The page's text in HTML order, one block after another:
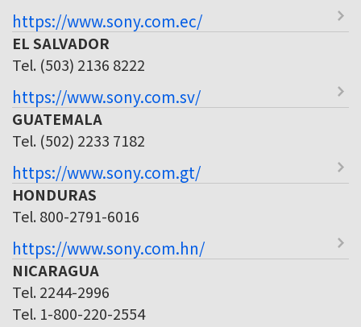
https://www.sony.com.ec/
EL SALVADOR
Tel. (503) 2136 8222
https://www.sony.com.sv/
GUATEMALA
Tel. (502) 2233 7182
https://www.sony.com.gt/
HONDURAS
Tel. 800-2791-6016
https://www.sony.com.hn/
NICARAGUA
Tel. 2244-2996
Tel. 1-800-220-2554